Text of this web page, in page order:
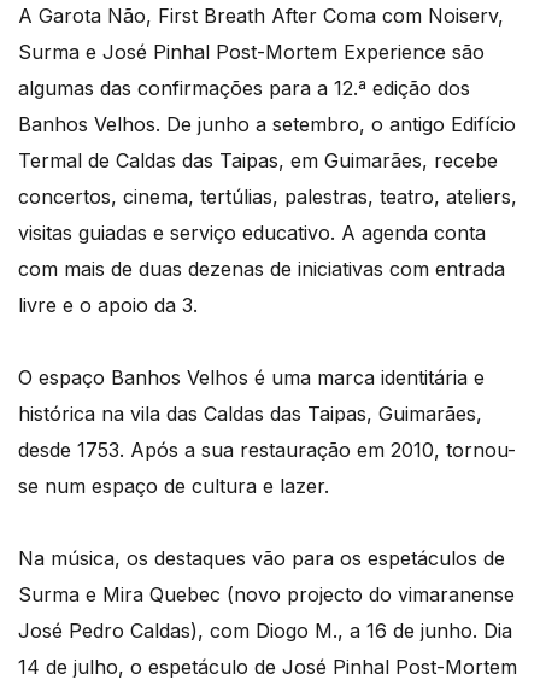
A Garota Não, First Breath After Coma com Noiserv,
Surma e José Pinhal Post-Mortem Experience são
algumas das confirmações para a 12.ª edição dos
Banhos Velhos. De junho a setembro, o antigo Edifício
Termal de Caldas das Taipas, em Guimarães, recebe
concertos, cinema, tertúlias, palestras, teatro, ateliers,
visitas guiadas e serviço educativo. A agenda conta
com mais de duas dezenas de iniciativas com entrada
livre e o apoio da 3.
O espaço Banhos Velhos é uma marca identitária e
histórica na vila das Caldas das Taipas, Guimarães,
desde 1753. Após a sua restauração em 2010, tornou-
se num espaço de cultura e lazer.
Na música, os destaques vão para os espetáculos de
Surma e Mira Quebec (novo projecto do vimaranense
José Pedro Caldas), com Diogo M., a 16 de junho. Dia
14 de julho, o espetáculo de José Pinhal Post-Mortem